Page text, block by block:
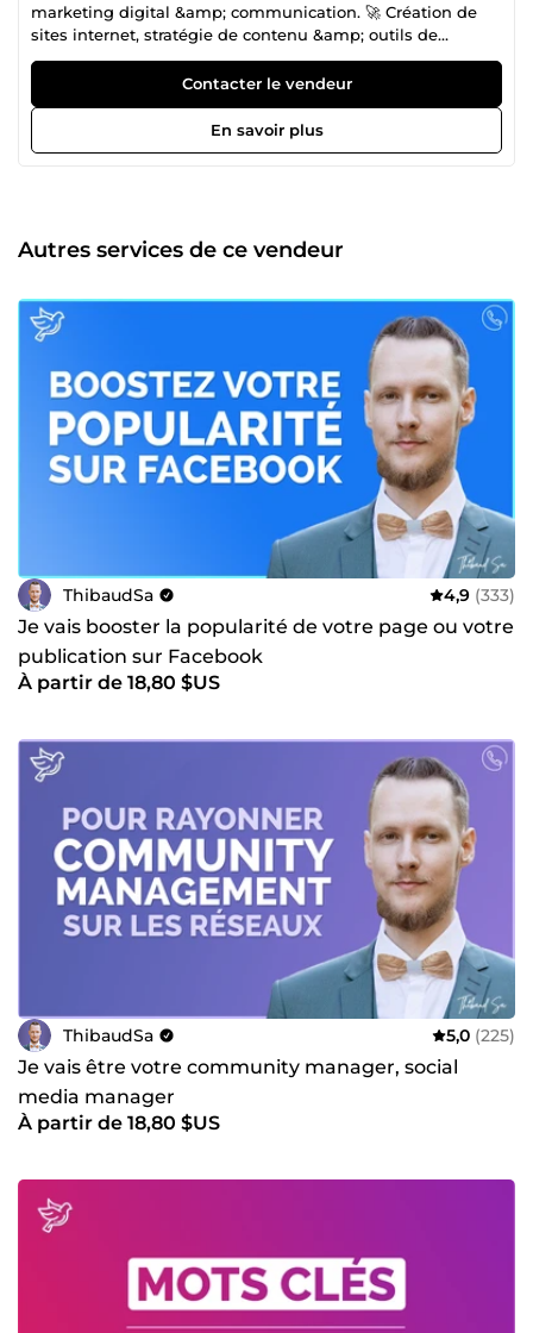
marketing digital &amp; communication. 🚀 Création de
sites internet, stratégie de contenu &amp; outils de
communication. Passionné par la communication et le
marketing digital, mon objectif est de booster votre
présence en ligne grâce à des solutions personnalisées et
Communication Licence Métiers du Numérique BTS
discuter de vos projets et découvrir comment je peux vous
aider à atteindre vos objectifs !
Contacter le vendeur
En savoir plus
Autres services de ce vendeur
ThibaudSa 4,9 (333)
Je vais booster la popularité de votre page ou votre
publication sur Facebook
À partir de 18,80 $US
ThibaudSa 5,0 (225)
Je vais être votre community manager, social
media manager
À partir de 18,80 $US